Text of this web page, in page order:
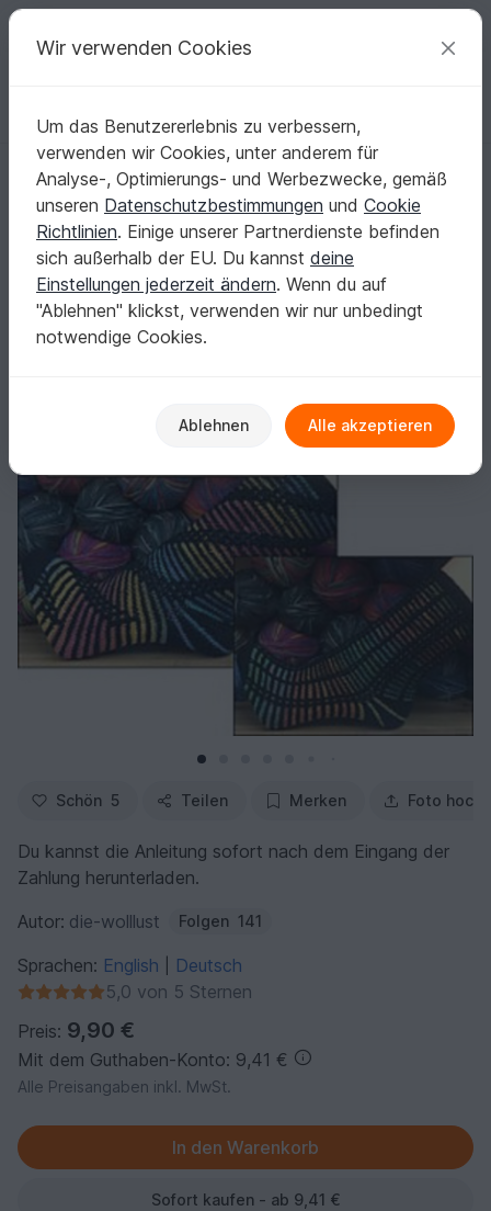
Deine kreativen Ideen
Deutsch | € (EUR) einloggen Kostenlos registrieren
Startseite Stricken Damen Socken & Beinstulpen
Mappe *Socks LeftOver*
Mappe *Socks LeftOver*
Schön 5 Teilen Merken Foto
Du kannst die Anleitung sofort nach dem Eingang der
Zahlung herunterladen.
Autor: die-wolllust Folgen 141
Sprachen: English
Deutsch
5,0 von 5 Sternen
Preis: 9,90 €
Mit dem Guthaben-Konto: 9,41 €
Alle Preisangaben inkl. MwSt.
Sofort kaufen - ab 9,41 €
Wir verwenden Cookies
Um das Benutzererlebnis zu verbessern,
verwenden wir Cookies, unter anderem für
Analyse-, Optimierungs- und Werbezwecke, gemäß
unseren Datenschutzbestimmungen und Cookie
Richtlinien. Einige unserer Partnerdienste befinden
sich außerhalb der EU. Du kannst deine
Einstellungen jederzeit ändern. Wenn du auf
"Ablehnen" klickst, verwenden wir nur unbedingt
notwendige Cookies.
Ablehnen Alle akzeptieren